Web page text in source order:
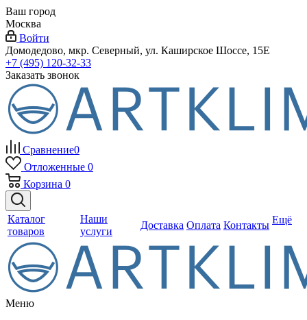
Ваш город
Москва
Войти
Домодедово, мкр. Северный, ул. Каширское Шоссе, 15Е
+7 (495) 120-32-33
Заказать звонок
Сравнение0
Отложенные 0
Корзина 0
Каталог
товаров
Наши
услуги
Доставка Оплата Контакты Ещё
Меню